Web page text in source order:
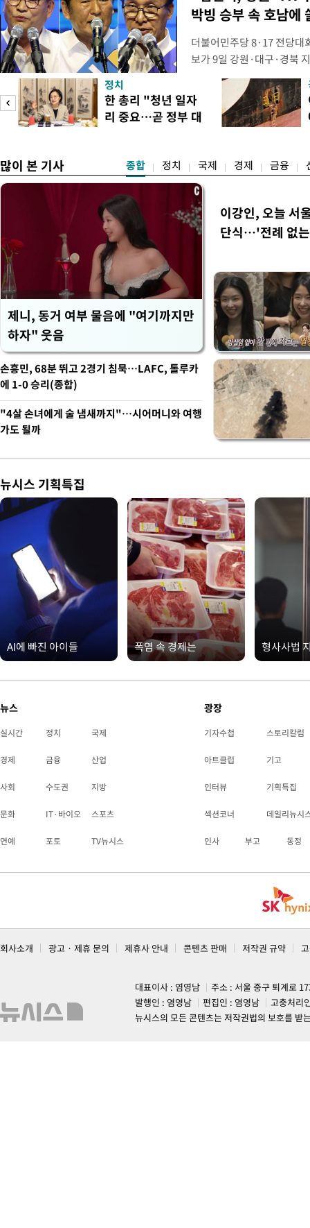
박빙 승부 속 호남에
더불어민주당 8·17 전당대
보가 9일 강원·대구·경북
연속 정청래 후보를 눌렀
경선에서 1승 1패를 주고
연승하며 '3승 1패'로 누적
간 누적 득표율(가중치 미
정치
한 총리 "청년 일자
리 중요…곧 정부 대
많이 본 기사 종합 정치 국제 경제 금융
제니, 동거 여부 물음에 "여기까지만
하자" 웃음
이강인, 오늘 서
단식…'전례 없
손흥민, 68분 뛰고 2경기 침묵…LAFC, 톨루카
에 1-0 승리(종합)
"4살 손녀에게 술 냄새까지"…시어머니와 여행
가도 될까
뉴시스 기획특집
AI에 빠진 아이들 폭염 속 경제는 형사사법
뉴스
실시간 정치 국제
경제 금융 산업
사회 수도권 지방
문화 IT·바이오 스포츠
연예 포토 TV뉴시스
광장
기자수첩 스토리칼럼
아트클럽 기고
인터뷰 기획특집
섹션코너 데일리뉴시
인사 부고 동정
회사소개 광고 · 제휴 문의 제휴사 안내 콘텐츠 판매 저작권 규약
대표이사 : 염영남
주소 : 서울 중구 퇴계로
발행인 : 염영남
편집인 : 염영남
고충처리
뉴시스의 모든 콘텐츠는 저작권법의 보호를